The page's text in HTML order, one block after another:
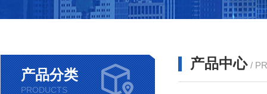
产品分类
PRODUCTS
产品中心 /